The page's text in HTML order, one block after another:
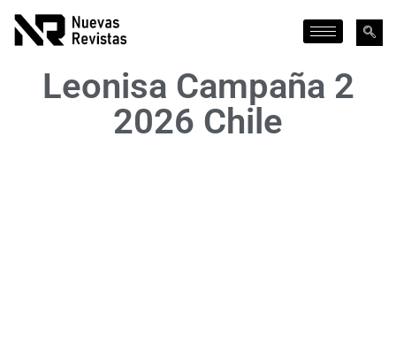
Leonisa Campaña 2
2026 Chile